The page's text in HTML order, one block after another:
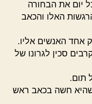
יום את הבחורה
האלו והכאב
אחד האנשים אליו.
סכין לגרונו של
תום.
חשה בכאב ראש